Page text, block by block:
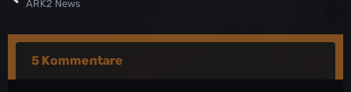
ARK2 News
5 Kommentare